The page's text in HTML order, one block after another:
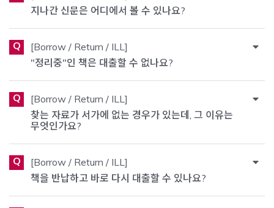
지나간 신문은 어디에서 볼 수 있나요?
Q
[Borrow / Return / ILL]
"정리중"인 책은 대출할 수 없나요?
Q
[Borrow / Return / ILL]
찾는 자료가 서가에 없는 경우가 있는데, 그 이유는
무엇인가요?
Q
[Borrow / Return / ILL]
책을 반납하고 바로 다시 대출할 수 있나요?